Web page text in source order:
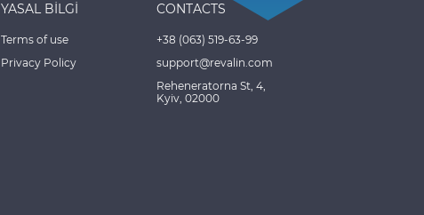
YASAL BİLGİ
Terms of use
Privacy Policy
CONTACTS
+38 (063) 519-63-99
support@revalin.com
Reheneratorna St, 4,
Kyiv, 02000